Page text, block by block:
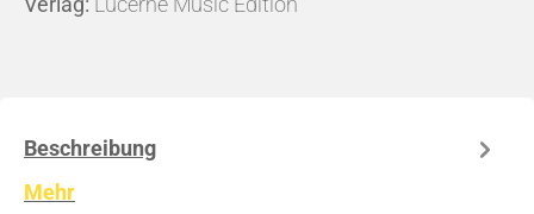
Beschreibung
Mehr